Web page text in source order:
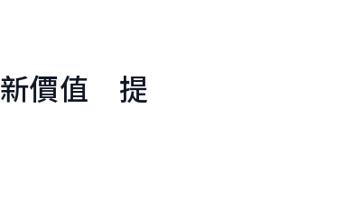
價值 提